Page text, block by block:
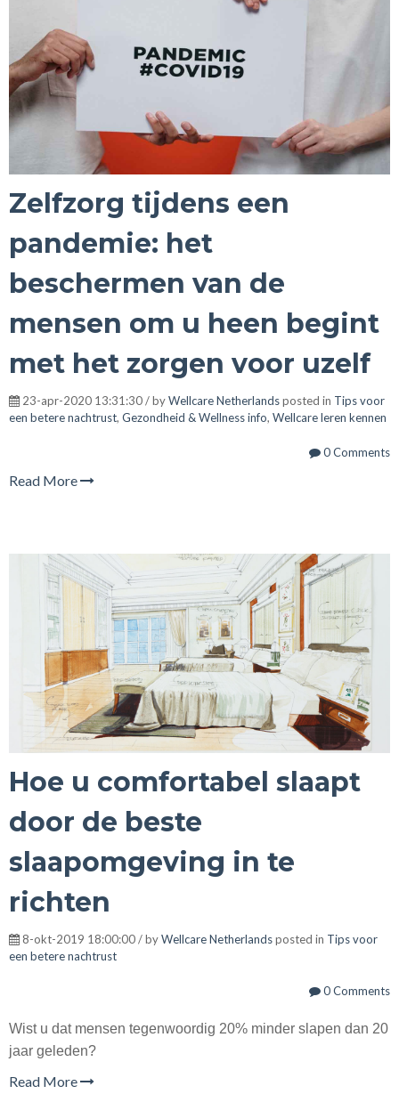
Zelfzorg tijdens een
pandemie: het
beschermen van de
mensen om u heen begint
met het zorgen voor uzelf
23-apr-2020 13:31:30 / byWellcare Netherlandsposted in Tips voor
een betere nachtrust, Gezondheid & Wellness info, Wellcare leren kennen
0 Comments
Read More
Hoe u comfortabel slaapt
door de beste
slaapomgeving in te
richten
8-okt-2019 18:00:00 / byWellcare Netherlandsposted in Tips voor
een betere nachtrust
0 Comments
Wist u dat mensen tegenwoordig 20% minder slapen dan 20
jaar geleden?
Read More